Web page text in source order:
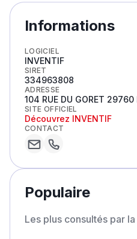
Informations
LOGICIEL
INVENTIF
SIRET
334963808
ADRESSE
104 RUE DU GORET 29760
SITE OFFICIEL
Découvrez INVENTIF
CONTACT
Populaire
Les plus consultés par